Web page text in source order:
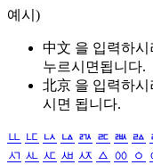
예시)
中文 을 입력하시
누르시면됩니다.
北京 을 입력하시
시면 됩니다.
ㅥ ㅦ ㅧ ㅨ ㅩ ㅪ ㅫ ㅬ
ㅺ ㅻ ㅼ ㅽ ㅾ ㅿ ㆀ ㆁ